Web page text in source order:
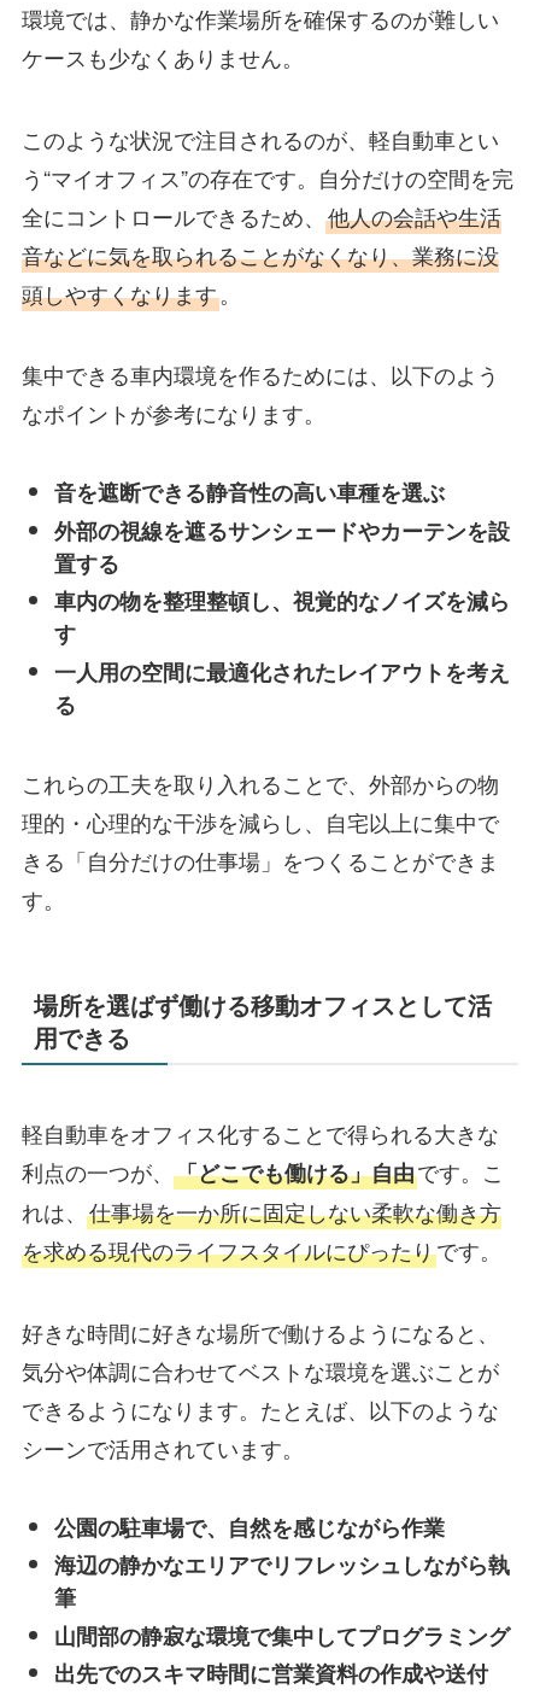
環境では、静かな作業場所を確保するのが難しい
ケースも少なくありません。
このような状況で注目されるのが、軽自動車とい
う“マイオフィス”の存在です。自分だけの空間を完
全にコントロールできるため、 他人の会話や生活
音などに気を取られることがなくなり、業務に没
頭しやすくなります。
集中できる車内環境を作るためには、以下のよう
なポイントが参考になります。
音を遮断できる静音性の高い車種を選ぶ
外部の視線を遮るサンシェードやカーテンを設
置する
車内の物を整理整頓し、視覚的なノイズを減ら
す
一人用の空間に最適化されたレイアウトを考え
る
これらの工夫を取り入れることで、外部からの物
理的・心理的な干渉を減らし、自宅以上に集中で
きる「自分だけの仕事場」をつくることができま
す。
場所を選ばず働ける移動オフィスとして活
用できる
軽自動車をオフィス化することで得られる大きな
利点の一つが、 「どこでも働ける」自由です。こ
れは、 仕事場を一か所に固定しない柔軟な働き方
を求める現代のライフスタイルにぴったりです。
好きな時間に好きな場所で働けるようになると、
気分や体調に合わせてベストな環境を選ぶことが
できるようになります。たとえば、以下のような
シーンで活用されています。
公園の駐車場で、自然を感じながら作業
海辺の静かなエリアでリフレッシュしながら執
筆
山間部の静寂な環境で集中してプログラミング
出先でのスキマ時間に営業資料の作成や送付